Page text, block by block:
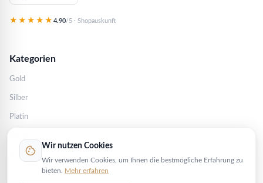
★★★★★ 4.90/5 · Shopauskunft
Kategorien
Gold
Silber
Platin
Shopcookie Wir nutzen Cookies
Wir verwenden Cookies, um Ihnen die bestmögliche Erfahrung zu
bieten. Mehr erfahren